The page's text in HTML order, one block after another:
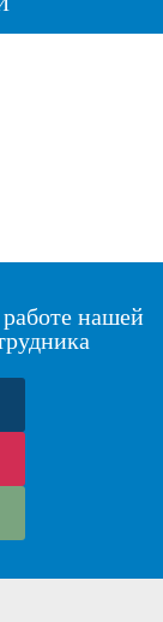
нашей